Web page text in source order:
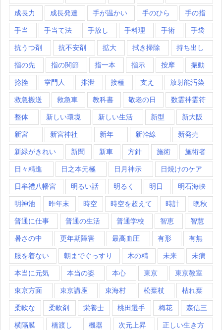
成長力 成長発達 手が温かい 手のひら 手の指
手当 手当て法 手放し 手料理 手術 手袋
抗うつ剤 抗不安剤 拡大 拭き掃除 持ち出し
指の先 指の関節 指一本 指示 按摩 振動
捻挫 掌門人 排泄 接種 支え 放射能汚染
救急搬送 救急車 教科書 敬老の日 数霊神霊符
整体 新しい環境 新しい生活 新型 新大阪
新宮 新宮神社 新年 新幹線 新発売
新緑がきれい 新聞 新車 方針 施術 施術者
日々精進 日之本元極 日月神示 日焼けのケア
日牟禮八幡宮 明るい話 明るく 明日 明石海峡
明神池 昨年末 時空 時空を超えて 時計 晩秋
普通に仕事 普通の生活 普通学校 智恵 智慧
暑さの中 更年期障害 最高血圧 有形 有無
服を着ない 朝までぐっすり 木の精 未来 未病
本当に元気 本当の姿 本心 東京 東京教室
東京方面 東京講座 東海村 松葉杖 枯れ葉
柔軟な 柔軟剤 栄養士 桃田選手 梅花 森信三
横隔膜 橋渡し 機器 次元上昇 正しい生き方